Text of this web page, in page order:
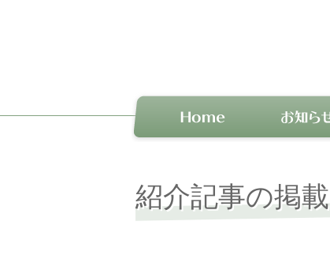
紹介記事の掲載